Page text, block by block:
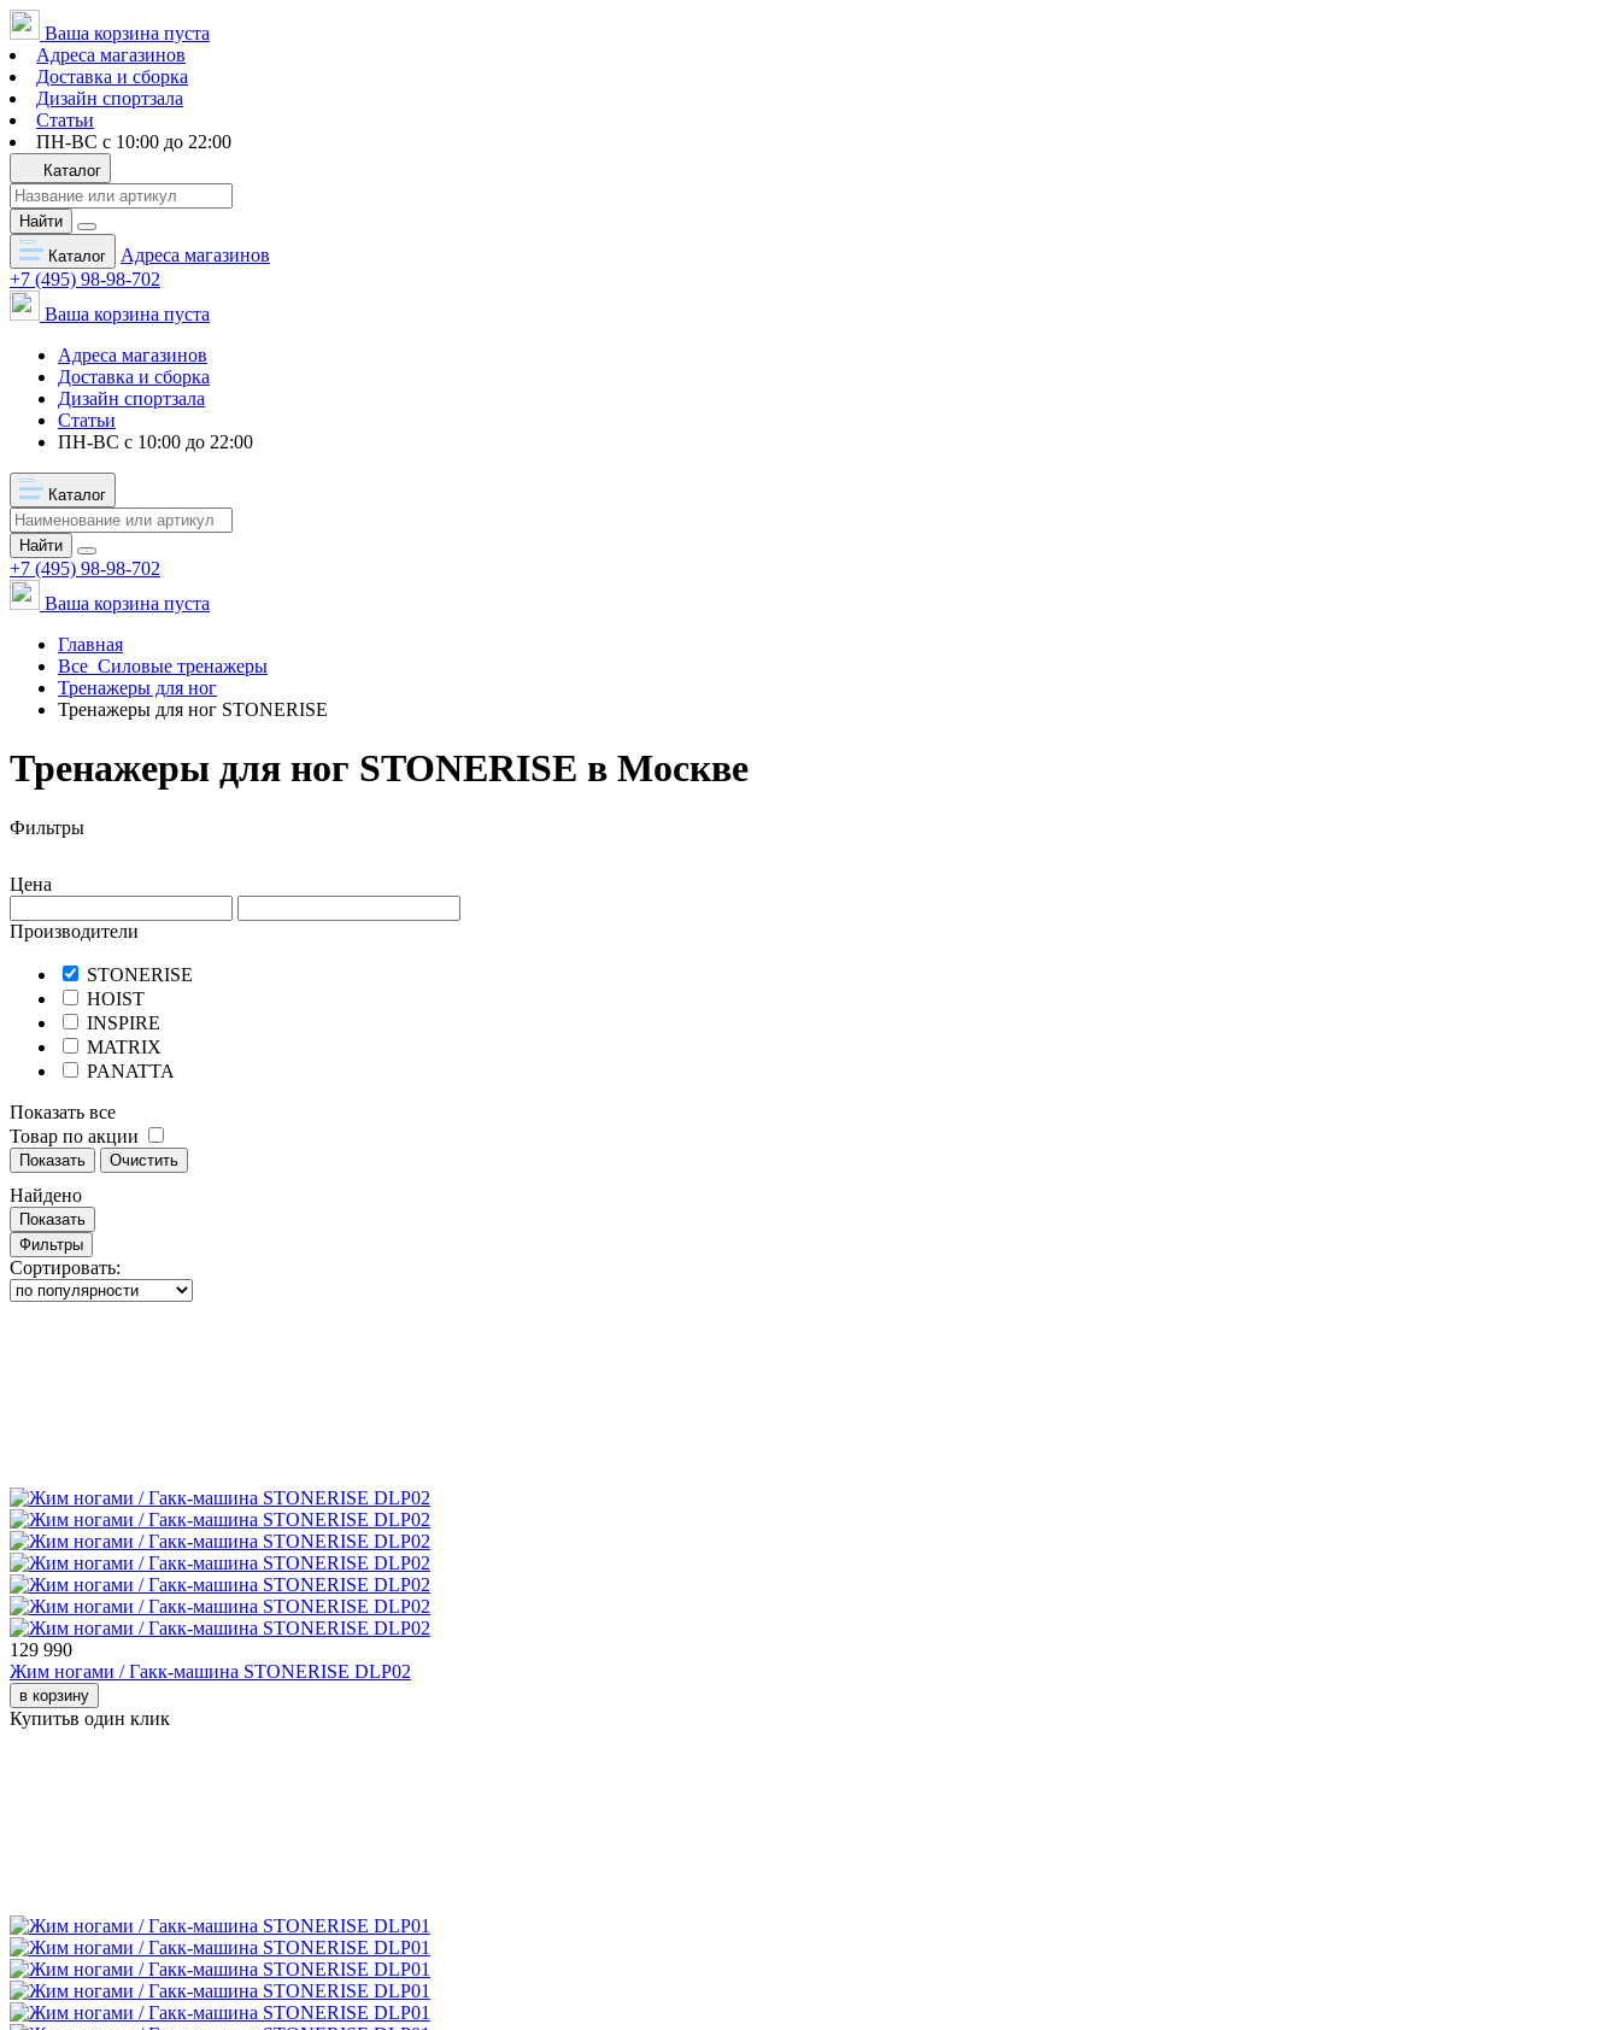
Ваша корзина пуста
Адреса магазинов
Доставка и сборка
Дизайн спортзала
Статьи
ПН-ВС с 10:00 до 22:00
Каталог
Найти
Каталог
Адреса магазинов
+7 (495) 98-98-702
Ваша корзина пуста
Адреса магазинов
Доставка и сборка
Дизайн спортзала
Статьи
ПН-ВС с 10:00 до 22:00
Каталог
Найти
+7 (495) 98-98-702
Ваша корзина пуста
Главная
Все Силовые тренажеры
Тренажеры для ног
Тренажеры для ног STONERISE
Тренажеры для ног STONERISE в Москве
Фильтры
Цена
Производители
STONERISE
HOIST
INSPIRE
MATRIX
PANATTA
Показать все
Товар по акции
Показать Очистить
Найдено
Показать
Фильтры
Сортировать:
129 990
Жим ногами / Гакк-машина STONERISE DLP02
в корзину
Купитьв один клик